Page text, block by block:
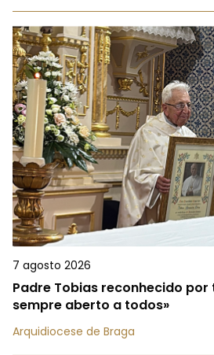
7 agosto 2026
Padre Tobias reconhecido
sempre aberto a todos»
Arquidiocese de Braga